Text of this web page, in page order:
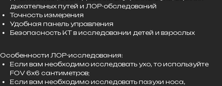
дыхательных путей и ЛОР-обследований
Точность измерения
Удобная панель управления
Безопасность КТ в исследовании детей и взрослых
Особенности ЛОР-исследования:
Если вам необходимо исследовать ухо, то используйте
FOV 6x6 сантиметров;
Если вам необходимо исследовать пазухи носа,